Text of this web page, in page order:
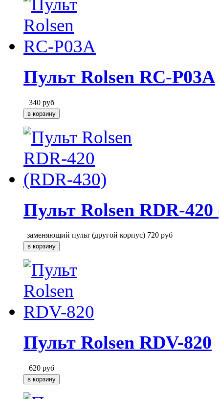
Пульт Rolsen RC-P03A
340 руб
Пульт Rolsen RDR-
заменяющий пульт (другой корпус) 720 руб
Пульт Rolsen RDV-820
620 руб